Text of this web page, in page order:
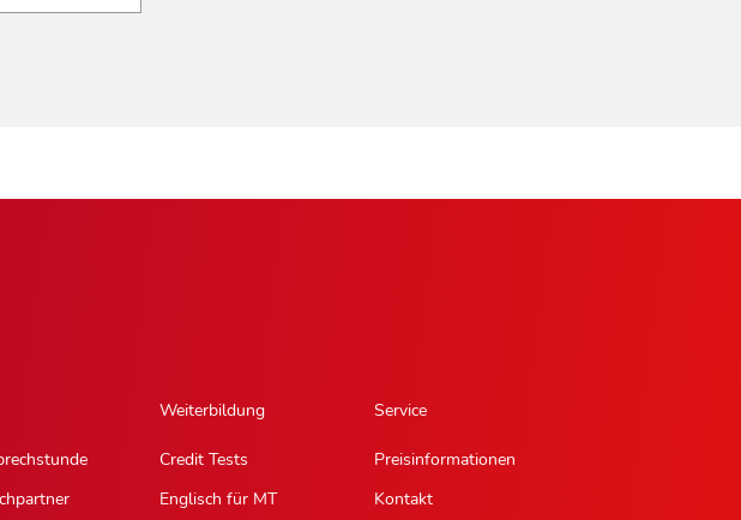
Weiterbildung
Credit Tests
Englisch für MT
Service
Preisinformationen
Kontakt